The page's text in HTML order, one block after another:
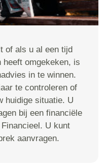
of als u al een tijd
heeft omgekeken, is
in te winnen.
te controleren of
huidige situatie. U
bij een financiële
U kunt
aanvragen.